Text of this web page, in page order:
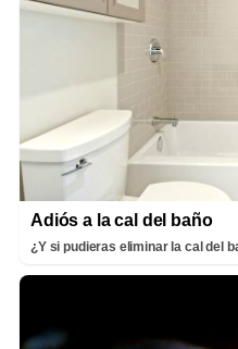
Adiós a la cal del baño
¿Y si pudieras eliminar la cal del